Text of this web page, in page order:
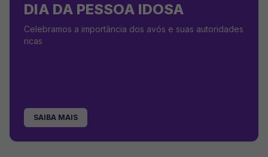
DIA DA PESSOA IDOSA
Celebramos a importância dos avós e suas autoridades
ricas
SAIBA MAIS